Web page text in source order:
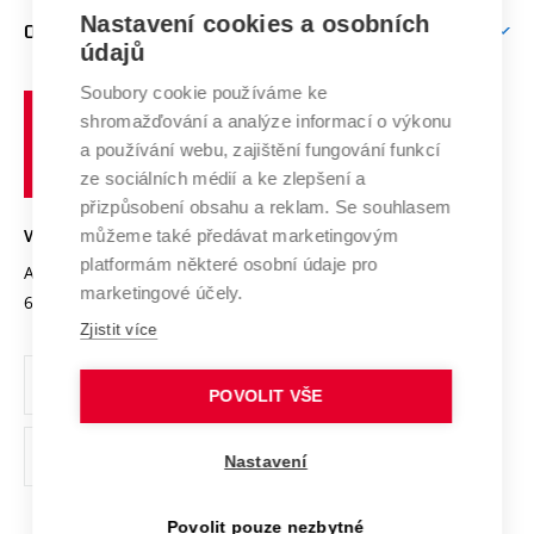
E-přihláška
Doktorské studium
Podpora podnikání
Mezinárodní vědecká rada
Systém zajišťování kvality výzkumu
Výzkumné infrastruktury
Transfer znalostí
Open Science
Projekty
Projekty ze strukturálních fondů
Specifický výzkum
Zahraniční spolupráce
Spolupráce se školami
Služby univerzity
Mezinárodní dohody
Univerzitní sítě
O UNIVERZITĚ
Profil univerzity
Udržitelná univerzita
Podnikavá univerzita / ContriBUTe
Bezpečná univerzita
Vyznamenání
Organizační struktura
Ochrana osobních údajů
odkaz)
učení
technické
VYSOKÉ UČENÍ TECHNICKÉ V BRNĚ
Antonínská 548/1
602 00 Brno
www.vut.cz
vut@vutbr.cz
Nastavení cookies a osobních
údajů
Soubory cookie používáme ke
shromažďování a analýze informací o výkonu
a používání webu, zajištění fungování funkcí
ze sociálních médií a ke zlepšení a
přizpůsobení obsahu a reklam. Se souhlasem
můžeme také předávat marketingovým
platformám některé osobní údaje pro
marketingové účely.
Zjistit více
POVOLIT VŠE
Nastavení
Povolit pouze nezbytné